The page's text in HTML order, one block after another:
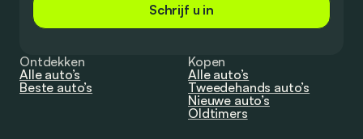
Schrijf u in
Ontdekken
Alle auto’s
Beste auto’s
Kopen
Alle auto’s
Tweedehands auto’s
Nieuwe auto’s
Oldtimers